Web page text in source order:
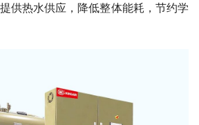
供热水供应，降低整体能耗，节约学